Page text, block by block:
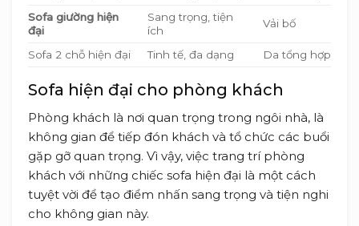
Sofa giường hiện
đại
Sang trọng, tiện
ích
Vải bố
Sofa 2 chỗ hiện đại Tinh tế, đa dạng Da tổng hợp
Sofa hiện đại cho phòng khách
Phòng khách là nơi quan trọng trong ngôi nhà, là
không gian để tiếp đón khách và tổ chức các buổi
gặp gỡ quan trọng. Vì vậy, việc trang trí phòng
khách với những chiếc sofa hiện đại là một cách
tuyệt vời để tạo điểm nhấn sang trọng và tiện nghi
cho không gian này.